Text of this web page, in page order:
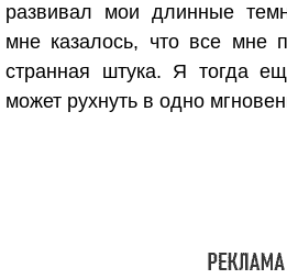
развивал мои длинные
мне казалось, что все мне
странная штука. Я тогда
может рухнуть в одно